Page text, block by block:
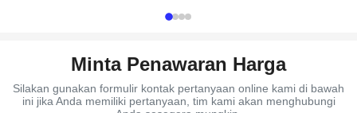
Minta Penawaran Harga
Silakan gunakan formulir kontak pertanyaan online kami di bawah
ini jika Anda memiliki pertanyaan, tim kami akan menghubungi